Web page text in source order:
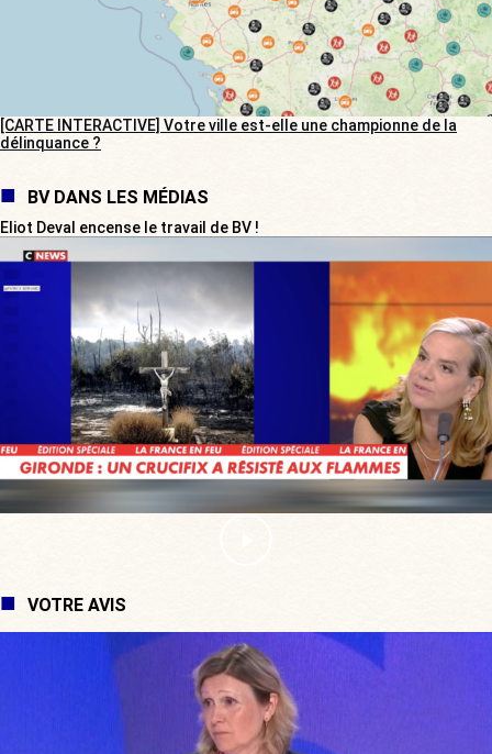
[CARTE INTERACTIVE] Votre ville est-elle une championne de la
délinquance ?
BV DANS LES MÉDIAS
Eliot Deval encense le travail de BV !
VOTRE AVIS